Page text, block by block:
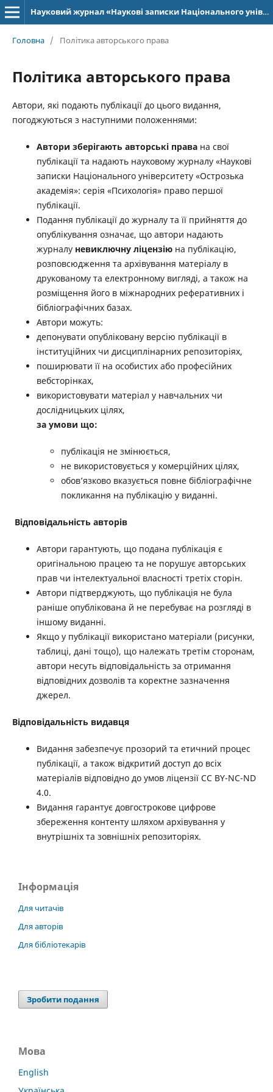
Науковий журнал «Наукові записки Національного університету «Острозька академія»: серія «Психологія»
Головна / Політика авторського права
Політика авторського права
Автори, які подають публікації до цього видання,
погоджуються з наступними положеннями:
Автори зберігають авторські правана свої
публікації та надають науковому журналу «Наукові
записки Національного університету «Острозька
академія»: серія «Психологія» право першої
публікації.
Подання публікації до журналу та її прийняття до
опублікування означає, що автори надають
журналу невиключну ліцензіюна публікацію,
розповсюдження та архівування матеріалу в
друкованому та електронному вигляді, а також на
розміщення його в міжнародних реферативних і
бібліографічних базах.
Автори можуть:
депонувати опубліковану версію публікації в
інституційних чи дисциплінарних репозиторіях,
поширювати її на особистих або професійних
вебсторінках,
використовувати матеріал у навчальних чи
дослідницьких цілях,
за умови що:
публікація не змінюється,
не використовується у комерційних цілях,
обов’язково вказується повне бібліографічне
покликання на публікацію у виданні.
Відповідальність авторів
Автори гарантують, що подана публікація є
оригінальною працею та не порушує авторських
прав чи інтелектуальної власності третіх сторін.
Автори підтверджують, що публікація не була
раніше опублікована й не перебуває на розгляді в
іншому виданні.
Якщо у публікації використано матеріали (рисунки,
таблиці, дані тощо), що належать третім сторонам,
автори несуть відповідальність за отримання
відповідних дозволів та коректне зазначення
джерел.
Відповідальність видавця
Видання забезпечує прозорий та етичний процес
публікації, а також відкритий доступ до всіх
матеріалів відповідно до умов ліцензії CC BY-NC-ND
4.0.
Видання гарантує довгострокове цифрове
збереження контенту шляхом архівування у
внутрішніх та зовнішніх репозиторіях.
Інформація
Для читачів
Для авторів
Для бібліотекарів
Зробити подання
Мова
English